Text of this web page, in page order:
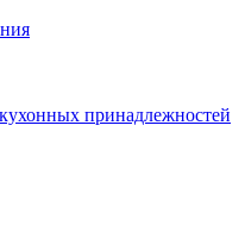
принадлежностей